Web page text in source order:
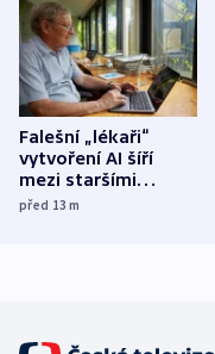
Falešní „lékaři“
vytvoření AI šíří
mezi staršími
Poláky nebezpečné
před 13m